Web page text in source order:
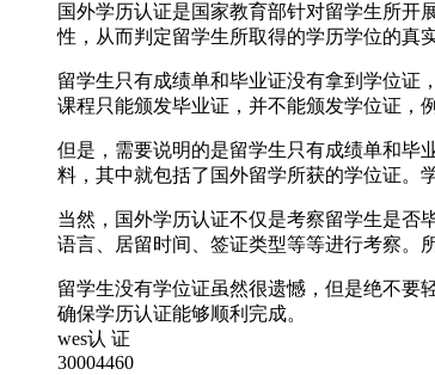
国外学历认证是国家教育部针对留学生所开
性，从而判定留学生所取得的学历学位的真
留学生只有成绩单和毕业证没有拿到学位证
课程只能颁发毕业证，并不能颁发学位证，
但是，需要说明的是留学生只有成绩单和毕
料，其中就包括了国外留学所获的学位证。
当然，国外学历认证不仅是考察留学生是否
语言、居留时间、签证类型等等进行考察。
留学生没有学位证虽然很遗憾，但是绝不要
确保学历认证能够顺利完成。
wes认 证
30004460